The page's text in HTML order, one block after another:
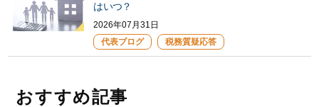
はいつ？
2026年07月31日
代表ブログ
税務質疑応答
おすすめ記事